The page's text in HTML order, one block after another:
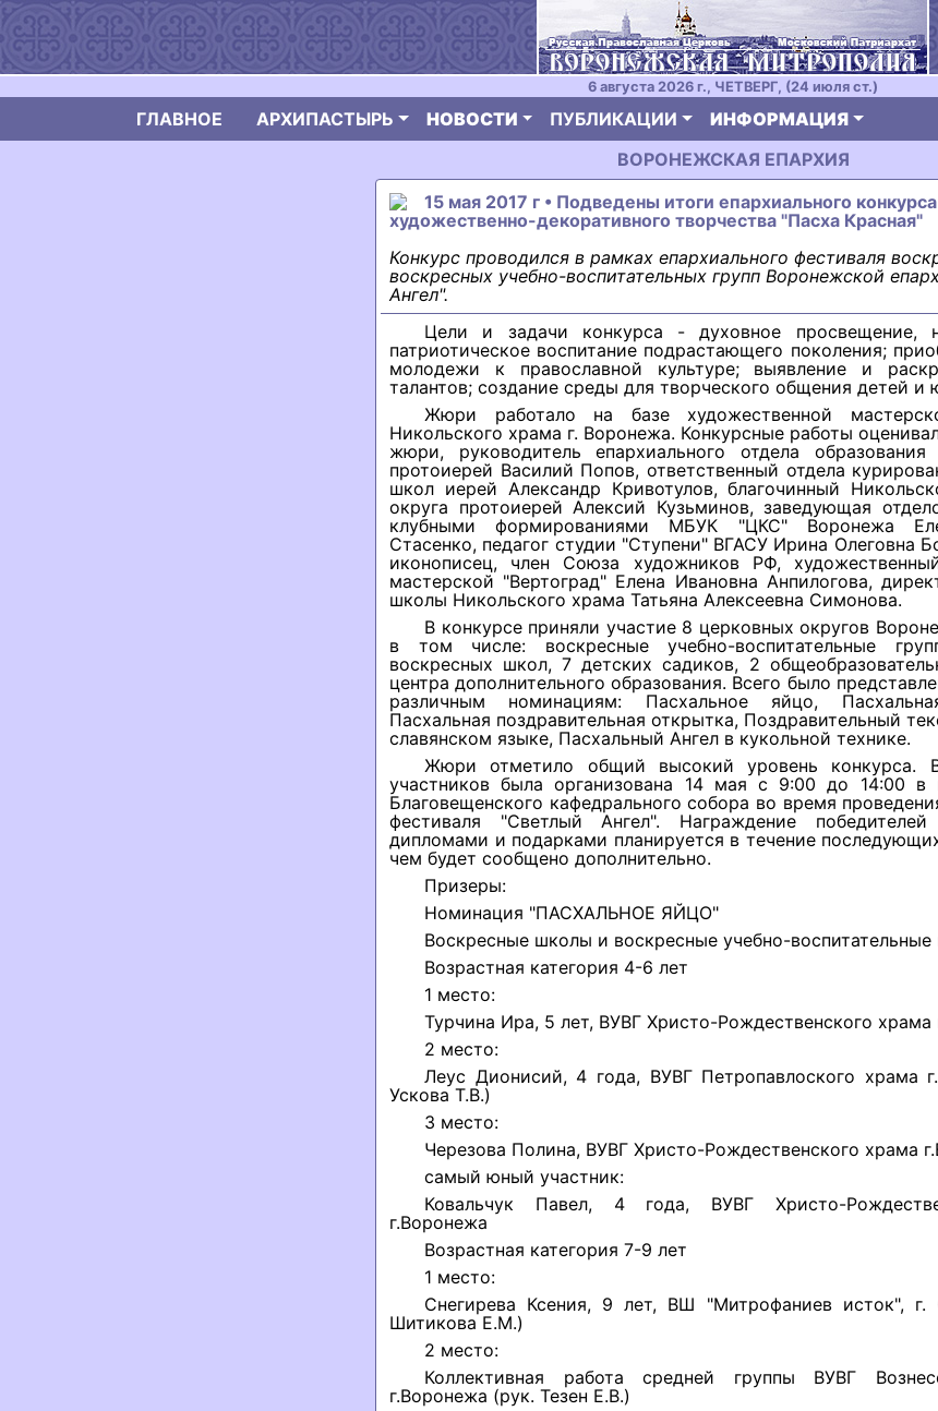
6 августа 2026 г., ЧЕТВЕРГ, (24 июля ст.)
ГЛАВНОЕ АРХИПАСТЫРЬ НОВОСТИ ПУБЛИКАЦИИ ИНФОРМАЦИЯ
ВОРОНЕЖСКАЯ ЕПАРХИЯ
15 мая 2017 г • Подведены итоги епархиального
художественно-декоративного творчества "Пасха Красная"
Конкурс проводился в рамках епархиального фестиваля
воскресных учебно-воспитательных групп Воронежской
Ангел".
Цели и задачи конкурса - духовное просвещение,
патриотическое воспитание подрастающего поколения;
молодежи к православной культуре; выявление и
талантов; создание среды для творческого общения детей и
Жюри работало на базе художественной
Никольского храма г. Воронежа. Конкурсные работы
жюри, руководитель епархиального отдела образования
протоиерей Василий Попов, ответственный отдела
школ иерей Александр Кривотулов, благочинный
округа протоиерей Алексий Кузьминов, заведующая
клубными формированиями МБУК "ЦКС" Воронежа
Стасенко, педагог студии "Ступени" ВГАСУ Ирина Олеговна
иконописец, член Союза художников РФ,
мастерской "Вертоград" Елена Ивановна Анпилогова,
школы Никольского храма Татьяна Алексеевна Симонова.
В конкурсе приняли участие 8 церковных округов
в том числе: воскресные учебно-воспитательные
воскресных школ, 7 детских садиков, 2
центра дополнительного образования. Всего было
различным номинациям: Пасхальное яйцо,
Пасхальная поздравительная открытка, Поздравительный
славянском языке, Пасхальный Ангел в кукольной технике.
Жюри отметило общий высокий уровень конкурса.
участников была организована 14 мая с 9:00 до 14:00 в
Благовещенского кафедрального собора во время
фестиваля "Светлый Ангел". Награждение
дипломами и подарками планируется в течение
чем будет сообщено дополнительно.
Призеры:
Номинация "ПАСХАЛЬНОЕ ЯЙЦО"
Воскресные школы и воскресные учебно-воспитательные
Возрастная категория 4-6 лет
1 место:
Турчина Ира, 5 лет, ВУВГ Христо-Рождественского храма
2 место:
Леус Дионисий, 4 года, ВУВГ Петропавлоского храма
Ускова Т.В.)
3 место:
Черезова Полина, ВУВГ Христо-Рождественского храма
самый юный участник:
Ковальчук Павел, 4 года, ВУВГ Христо-
г.Воронежа
Возрастная категория 7-9 лет
1 место:
Снегирева Ксения, 9 лет, ВШ "Митрофаниев исток", г.
Шитикова Е.М.)
2 место:
Коллективная работа средней группы ВУВГ
г.Воронежа (рук. Тезен Е.В.)